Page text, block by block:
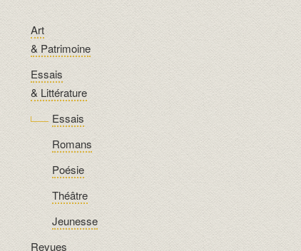
Art
& Patrimoine
Essais
& Littérature
Essais
Romans
Poésie
Théâtre
Jeunesse
Revues